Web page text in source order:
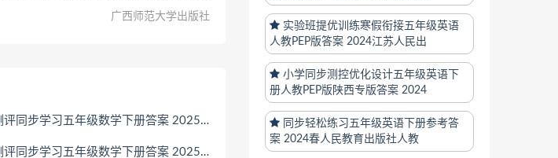
广西师范大学出版社
步学习五年级数学下册答案 2025春广西师范大
步学习五年级数学下册答案 2025春广西师范大
实验班提优训练寒假衔接五年级英语
人教PEP版答案 2024江苏人民出
小学同步测控优化设计五年级英语下
册人教PEP版陕西专版答案 2024
同步轻松练习五年级英语下册参考答
案 2024春人民教育出版社人教